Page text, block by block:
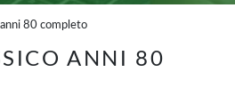
80 completo
ANNI 80